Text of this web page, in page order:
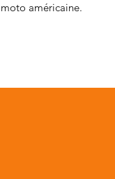
américaine.